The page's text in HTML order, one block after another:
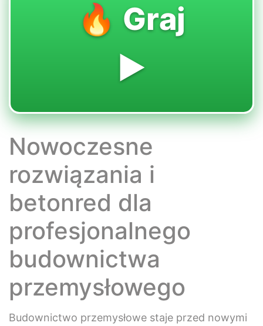
🔥 Graj
▶️
Nowoczesne
rozwiązania i
betonred dla
profesjonalnego
budownictwa
przemysłowego
Budownictwo przemysłowe staje przed nowymi